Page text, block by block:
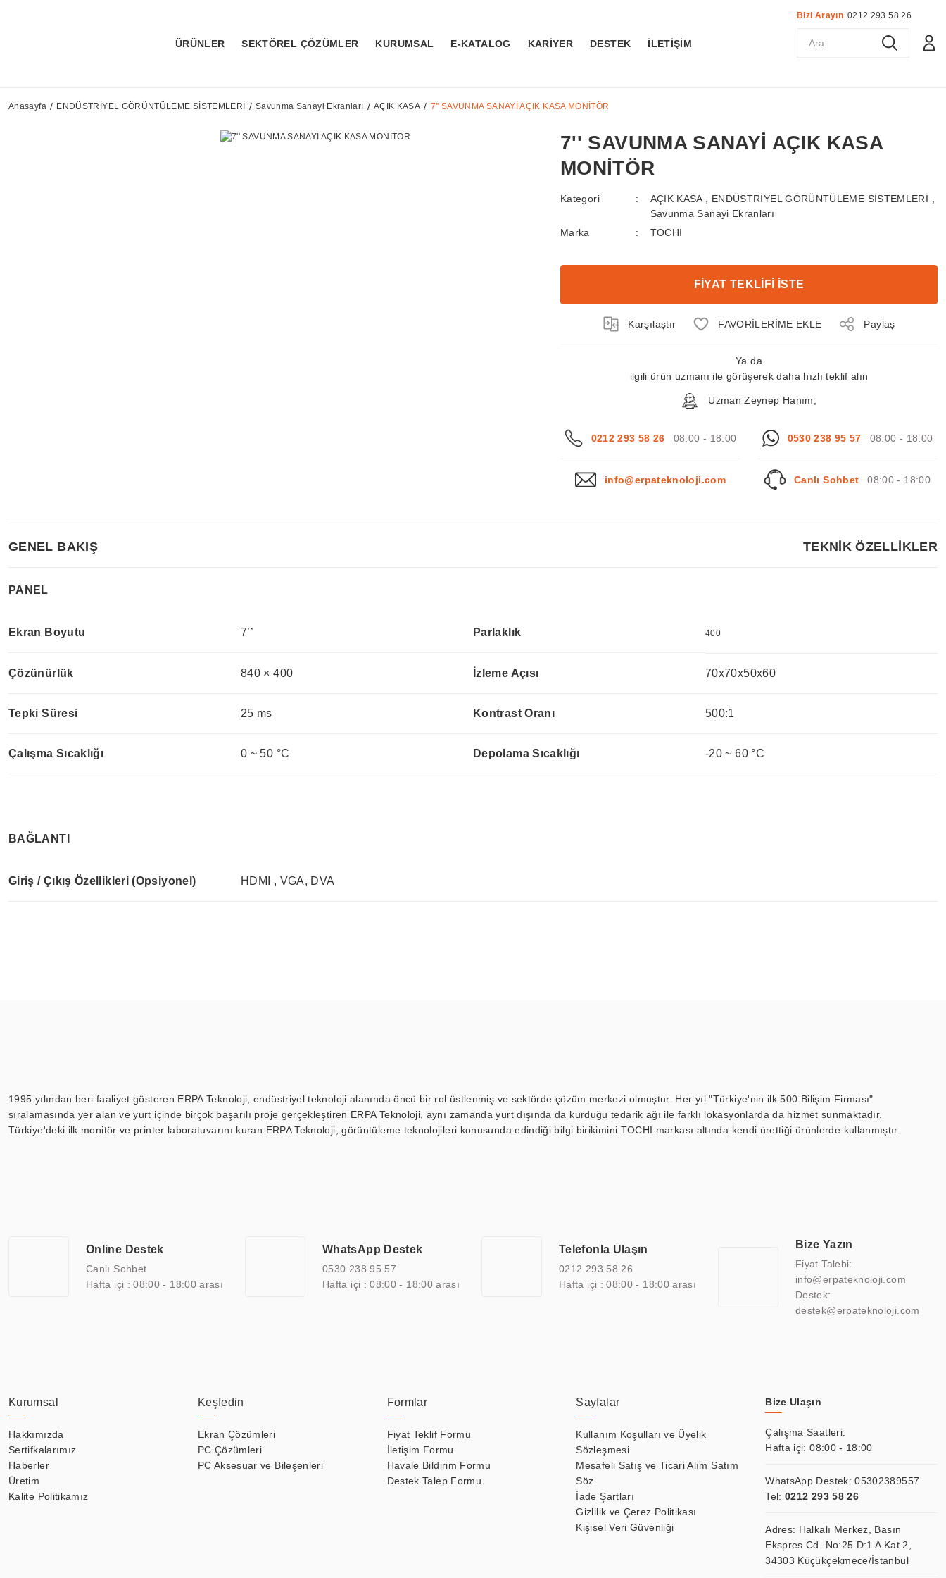
ÜRÜNLER SEKTÖREL ÇÖZÜMLER KURUMSAL E-KATALOG KARİYER DESTEK İLETİŞİM
Bizi Arayın 0212 293 58 26
Anasayfa ENDÜSTRİYEL GÖRÜNTÜLEME SİSTEMLERİ Savunma Sanayi Ekranları AÇIK KASA 7'' SAVUNMA SANAYİ AÇIK KASA MONİTÖR
7'' SAVUNMA SANAYİ AÇIK KASA
MONİTÖR
Kategori AÇIK KASA ENDÜSTRİYEL GÖRÜNTÜLEME SİSTEMLERİ
Savunma Sanayi Ekranları
Marka
TOCHI
FİYAT TEKLİFİ İSTE
Karşılaştır Paylaş
Ya da
ilgili ürün uzmanı ile görüşerek daha hızlı teklif alın
Uzman Zeynep Hanım;
0212 293 58 26 08:00 - 18:00 0530 238 95 57 08:00 - 18:00
info@erpateknoloji.com Canlı Sohbet 08:00 - 18:00
GENEL BAKIŞ TEKNİK ÖZELLİKLER
PANEL
Ekran Boyutu 7’’ Parlaklık 400
Çözünürlük 840 × 400 İzleme Açısı 70x70x50x60
Tepki Süresi 25 ms Kontrast Oranı 500:1
Çalışma Sıcaklığı 0 ~ 50 °C Depolama Sıcaklığı -20 ~ 60 °C
BAĞLANTI
Giriş / Çıkış Özellikleri (Opsiyonel) HDMI , VGA, DVA
1995 yılından beri faaliyet gösteren ERPA Teknoloji, endüstriyel teknoloji alanında öncü bir rol üstlenmiş ve sektörde çözüm merkezi olmuştur. Her yıl "Türkiye'nin ilk 500 Bilişim Firması"
sıralamasında yer alan ve yurt içinde birçok başarılı proje gerçekleştiren ERPA Teknoloji, aynı zamanda yurt dışında da kurduğu tedarik ağı ile farklı lokasyonlarda da hizmet sunmaktadır.
Türkiye'deki ilk monitör ve printer laboratuvarını kuran ERPA Teknoloji, görüntüleme teknolojileri konusunda edindiği bilgi birikimini TOCHI markası altında kendi ürettiği ürünlerde kullanmıştır.
arasında yer almaktadır. ERPA Teknoloji, uluslararası standartlarda kalite belgelerine ve sertifikalara sahip olup, etik değerlere bağlı bir şekilde hareket etmektedir. Kaliteli ekipmanı, uzman kadroları,
yılların getirdiği bilgi ve tecrübe ile birleştiren ERPA Teknoloji, özel çözümleri ile iş ortaklarının öne çıkmasına ve sürekli gelişimine katkı sağlamaktadır.
Online Destek
Canlı Sohbet
Hafta içi : 08:00 - 18:00 arası
WhatsApp Destek
0530 238 95 57
Hafta içi : 08:00 - 18:00 arası
Telefonla Ulaşın
0212 293 58 26
Hafta içi : 08:00 - 18:00 arası
Bize Yazın
Fiyat Talebi:
info@erpateknoloji.com
Destek:
destek@erpateknoloji.com
Kurumsal
Hakkımızda
Sertifkalarımız
Haberler
Üretim
Kalite Politikamız
Keşfedin
Ekran Çözümleri
PC Çözümleri
PC Aksesuar ve Bileşenleri
Formlar
Fiyat Teklif Formu
İletişim Formu
Havale Bildirim Formu
Destek Talep Formu
Sayfalar
Kullanım Koşulları ve Üyelik
Sözleşmesi
Mesafeli Satış ve Ticari Alım Satım
Söz.
İade Şartları
Gizlilik ve Çerez Politikası
Kişisel Veri Güvenliği
Bize Ulaşın
Çalışma Saatleri:
Hafta içi: 08:00 - 18:00
WhatsApp Destek:05302389557
Tel: 0212 293 58 26
Adres: Halkalı Merkez, Basın
Ekspres Cd. No:25 D:1 A Kat 2,
34303 Küçükçekmece/İstanbul